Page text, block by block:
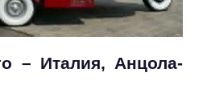
– Италия, Анцола-